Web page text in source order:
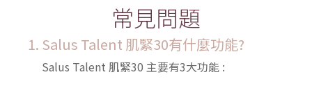
常見問題
Salus Talent 肌緊30有什麼功能?
Salus Talent 肌緊30 主要有3大功能 :